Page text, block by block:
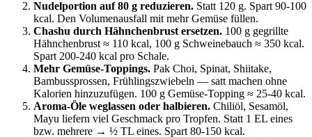
Nudelportion auf 80 g reduzieren. Statt 120 g. Spart 90-100
kcal. Den Volumenausfall mit mehr Gemüse füllen.
Chashu durch Hähnchenbrust ersetzen. 100 g gegrillte
Hähnchenbrust ≈ 110 kcal, 100 g Schweinebauch ≈ 350 kcal.
Spart 200-240 kcal pro Schale.
Mehr Gemüse-Toppings. Pak Choi, Spinat, Shiitake,
Bambussprossen, Frühlings­zwiebeln — satt machen ohne
Kalorien hinzuzufügen. 100 g Gemüse-Topping ≈ 25-40 kcal.
Aroma-Öle weglassen oder halbieren. Chiliöl, Sesamöl,
Mayu liefern viel Geschmack pro Tropfen. Statt 1 EL eines
bzw. mehrere → ½ TL eines. Spart 80-150 kcal.